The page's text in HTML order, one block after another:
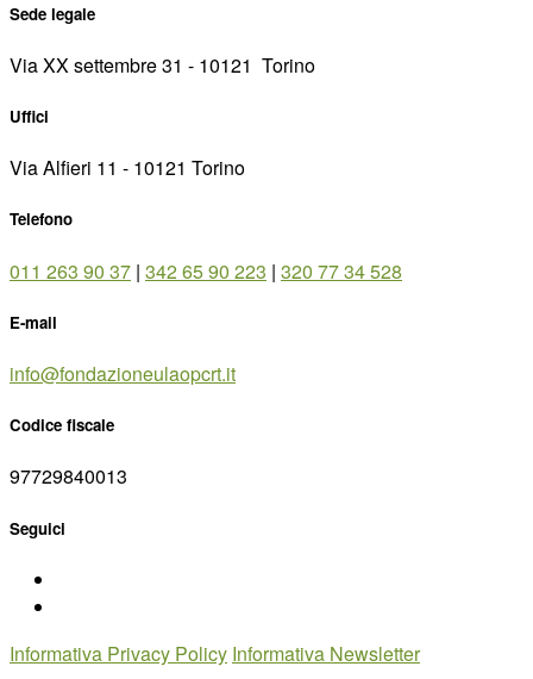
Sede legale
Via XX settembre 31 - 10121 ­ Torino
Uffici
Via Alfieri 11 - 10121 Torino
Telefono
011 263 90 37 | 342 65 90 223 | 320 77 34 528
E-mail
info@fondazioneulaopcrt.it
Codice fiscale
97729840013
Seguici
Informativa Privacy Policy Informativa Newsletter